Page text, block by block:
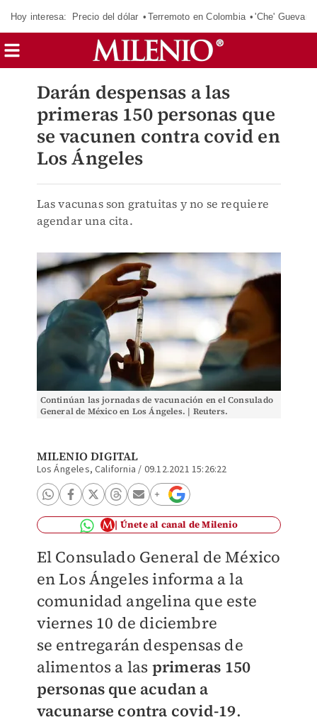
Hoy interesa: Precio del dólar Terremoto en Colombia 'Che' Guevara
Darán despensas a las
primeras 150 personas que
se vacunen contra covid en
Los Ángeles
Las vacunas son gratuitas y no se requiere
agendar una cita.
Continúan las jornadas de vacunación en el Consulado
General de México en Los Ángeles. | Reuters.
MILENIO DIGITAL
Los Ángeles, California / 09.12.2021 15:26:22
Únete al canal de Milenio
El Consulado General de México
en Los Ángeles informa a la
comunidad angelina que este
viernes 10 de diciembre
se entregarán despensas de
alimentos a las primeras 150
personas que acudan a
vacunarse contra covid-19.